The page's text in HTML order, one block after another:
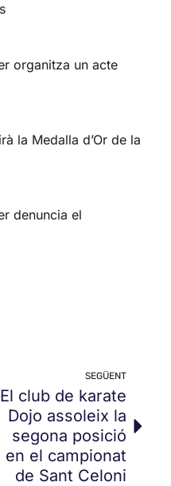
organitza un acte
la Medalla d’Or de la
denuncia el
SEGÜENT
El club de karate
Dojo assoleix la
segona posició
en el campionat
de Sant Celoni